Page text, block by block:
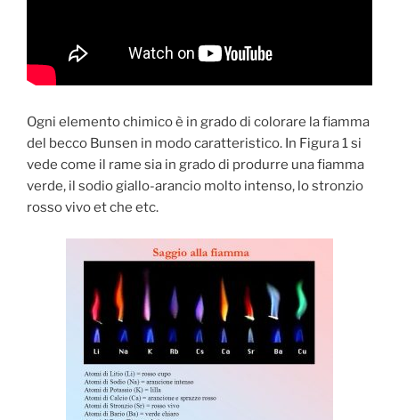
Ogni elemento chimico è in grado di colorare la fiamma
del becco Bunsen in modo caratteristico. In Figura 1 si
vede come il rame sia in grado di produrre una fiamma
verde, il sodio giallo-arancio molto intenso, lo stronzio
rosso vivo et che etc.